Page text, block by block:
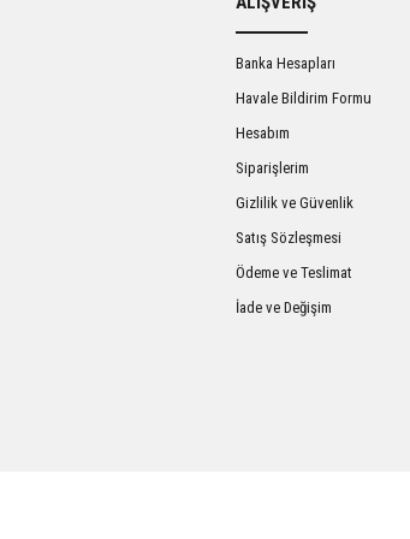
Gönder
Banka Hesapları
Havale Bildirim Formu
Hesabım
Siparişlerim
Gizlilik ve Güvenlik
Satış Sözleşmesi
Ödeme ve Teslimat
İade ve Değişim